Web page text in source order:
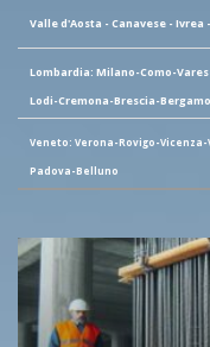
Valle d'Aosta - Canavese - Ivrea
Lombardia: Milano-Como-
Lodi-Cremona-Brescia-
Veneto: Verona-Rovigo-
Padova-Belluno